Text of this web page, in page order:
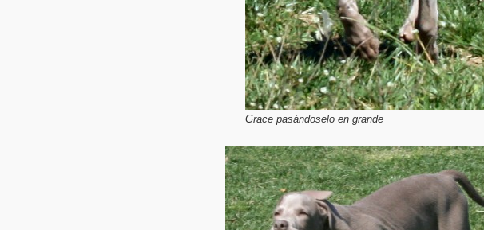
Grace pasándoselo en grande